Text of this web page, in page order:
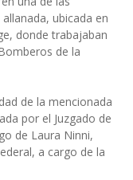
ubicada en
donde trabajaban
de la
de la mencionada
por el Juzgado de
de Laura Ninni,
a cargo de la